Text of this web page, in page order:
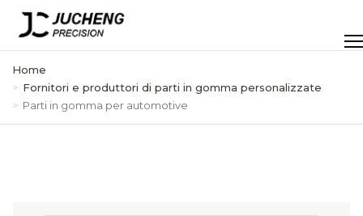
contenuto
Home
Fornitori e produttori di parti in gomma personalizzate
Parti in gomma per automotive